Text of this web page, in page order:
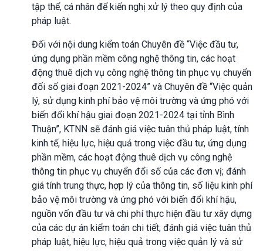
tập thể, cá nhân để kiến nghị xử lý theo quy định của
pháp luật.
Đối với nội dung kiểm toán Chuyên đề “Việc đầu tư,
ứng dụng phần mềm công nghệ thông tin, các hoạt
động thuê dịch vụ công nghệ thông tin phục vụ chuyển
đối số giai đoạn 2021-2024” và Chuyên đề “Việc quản
lý, sử dụng kinh phí bảo vệ môi trường và ứng phó với
biến đổi khí hậu giai đoạn 2021-2024 tại tỉnh Bình
Thuận”, KTNN sẽ đánh giá việc tuân thủ pháp luật, tính
kinh tế, hiệu lực, hiệu quả trong việc đầu tư, ứng dụng
phần mềm, các hoạt động thuê dịch vụ công nghệ
thông tin phục vụ chuyển đổi số của các đơn vị; đánh
giá tính trung thực, hợp lý của thông tin, số liệu kinh phí
bảo vệ môi trường và ứng phó với biến đổi khí hậu,
nguồn vốn đầu tư và chi phí thực hiện đầu tư xây dựng
của các dự án kiểm toán chi tiết; đánh giá việc tuân thủ
pháp luật, hiệu lực, hiệu quả trong việc quản lý và sử